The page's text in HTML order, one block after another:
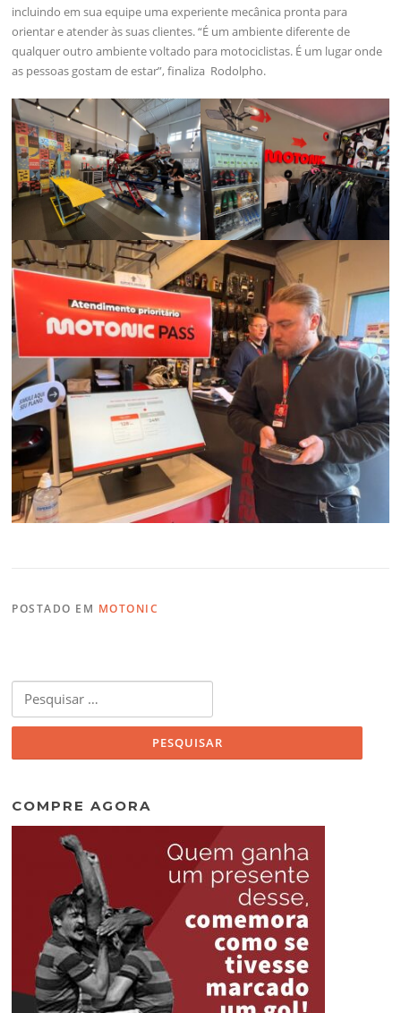
incluindo em sua equipe uma experiente mecânica pronta para
orientar e atender às suas clientes. “É um ambiente diferente de
qualquer outro ambiente voltado para motociclistas. É um lugar onde
as pessoas gostam de estar”, finaliza Rodolpho.
POSTADO EM MOTONIC
por:
COMPRE AGORA